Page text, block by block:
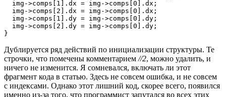
  img->comps[1].dx = img->comps[0].dx;
  img->comps[2].dx = img->comps[0].dx;
  img->comps[1].dy = img->comps[0].dy;
  img->comps[2].dy = img->comps[0].dy;
}
Дублируется ряд действий по инициализации структуры. Те
строчки, что помечены комментарием //2, можно удалить, и
ничего не изменится. Я сомневался, включать ли этот
фрагмент кода в статью. Здесь не совсем ошибка, и не совсем
с индексами. Однако этот лишний код, скорее всего, появился
именно из-за того, что программист запутался во всех этих